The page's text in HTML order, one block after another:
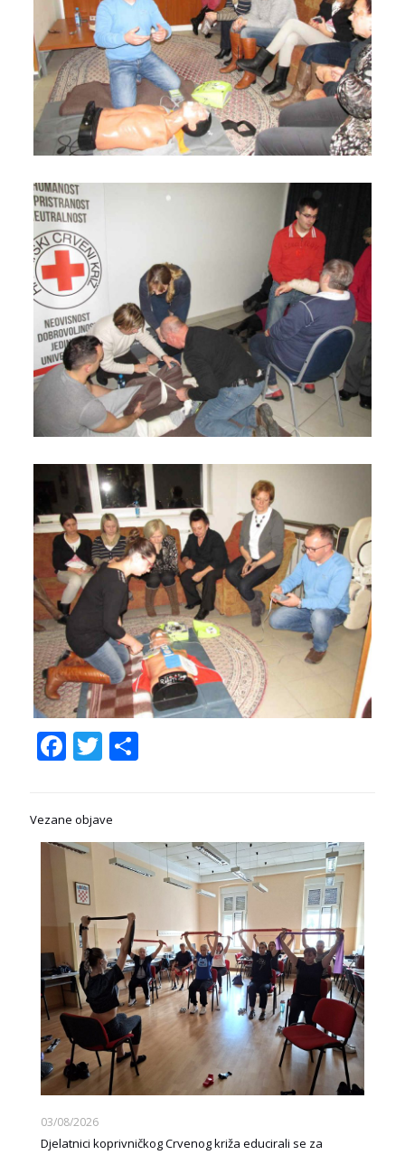
Facebook
Twitter
Share
Vezane objave
03/08/2026
Djelatnici koprivničkog Crvenog križa educirali se za